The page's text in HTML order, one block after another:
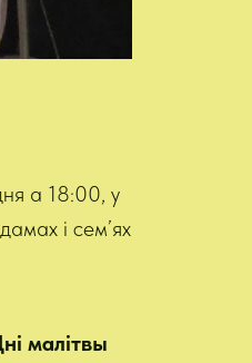
а 18:00, у
і сем’ях
малітвы